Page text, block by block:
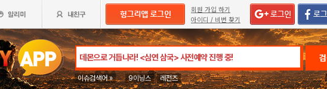
회원 가입 하기
아이디 / 비번 찾기
이슈검색어 » 9이닝스 레전즈